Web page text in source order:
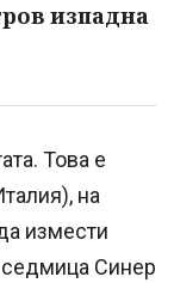
изпадна
Това е
на
измести
седмица Синер